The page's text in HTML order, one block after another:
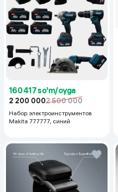
160 417 so'm/oyga
2 200 0002 500 000
Набор электроинструментов
Makita 777777, синий